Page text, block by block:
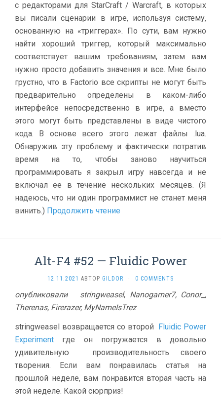
с редакторами для StarCraft / Warcraft, в которых
вы писали сценарии в игре, используя систему,
основанную на «триггерах». По сути, вам нужно
найти хороший триггер, который максимально
соответствует вашим требованиям, затем вам
нужно просто добавить значения и все. Мне было
грустно, что в Factorio все скрипты не могут быть
предварительно определены в каком-либо
интерфейсе непосредственно в игре, а вместо
этого могут быть представлены в виде чистого
кода. В основе всего этого лежат файлы .lua.
Обнаружив эту проблему и фактически потратив
время на то, чтобы заново научиться
программировать я закрыл игру навсегда и не
включал ее в течение нескольких месяцев. (Я
надеюсь, что ни один программист не станет меня
винить.) Продолжить чтение
Alt-F4 #52 — Fluidic Power
12.11.2021 АВТОР GILDOR · 0 COMMENTS
опубликовали stringweasel, Nanogamer7, Conor_,
Therenas, Firerazer, MyNameIsTrez
stringweasel возвращается со второй Fluidic Power
Experiment где он погружается в довольно
удивительную производительность своего
творения. Если вам понравилась статья на
прошлой неделе, вам понравится вторая часть на
этой неделе. Какой сюрприз!